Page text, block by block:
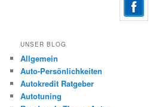
UNSER BLOG
Allgemein
Auto-Persönlichkeiten
Autokredit Ratgeber
Autotuning